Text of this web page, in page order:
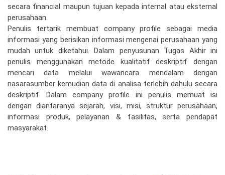
secara financial maupun tujuan kepada internal atau eksternal
perusahaan.
Penulis tertarik membuat company profile sebagai media
informasi yang berisikan informasi mengenai perusahaan yang
mudah untuk diketahui. Dalam penyusunan Tugas Akhir ini
penulis menggunakan metode kualitatif deskriptif dengan
mencari data melalui wawancara mendalam dengan
nasarasumber kemudian data di analisa terlebih dahulu secara
deskriptif. Dalam company profile ini penulis memuat isi
dengan diantaranya sejarah, visi, misi, struktur perusahaan,
informasi produk, pelayanan & fasilitas, serta pendapat
masyarakat.